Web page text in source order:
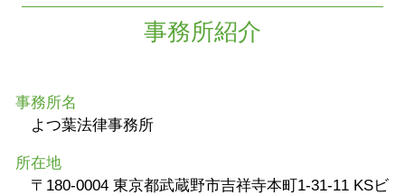
事務所紹介
事務所名
よつ葉法律事務所
所在地
〒180-0004 東京都武蔵野市吉祥寺本町1-31-11 KSビ